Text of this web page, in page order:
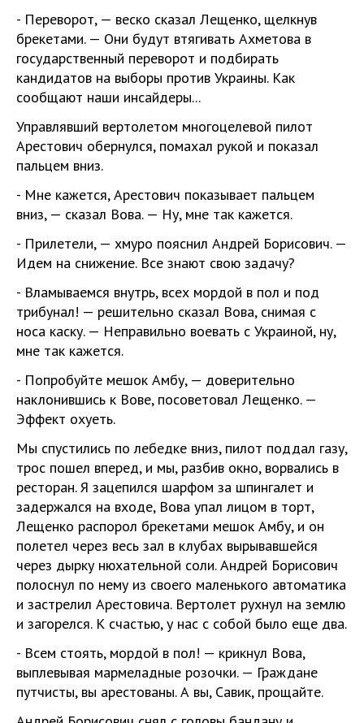
- Переворот, — веско сказал Лещенко, щелкнув
брекетами. — Они будут втягивать Ахметова в
государственный переворот и подбирать
кандидатов на выборы против Украины. Как
сообщают наши инсайдеры...
Управлявший вертолетом многоцелевой пилот
Арестович обернулся, помахал рукой и показал
пальцем вниз.
- Мне кажется, Арестович показывает пальцем
вниз, — сказал Вова. — Ну, мне так кажется.
- Прилетели, — хмуро пояснил Андрей Борисович. —
Идем на снижение. Все знают свою задачу?
- Вламываемся внутрь, всех мордой в пол и под
трибунал! — решительно сказал Вова, снимая с
носа каску. — Неправильно воевать с Украиной, ну,
мне так кажется.
- Попробуйте мешок Амбу, — доверительно
наклонившись к Вове, посоветовал Лещенко. —
Эффект охуеть.
Мы спустились по лебедке вниз, пилот поддал газу,
трос пошел вперед, и мы, разбив окно, ворвались в
ресторан. Я зацепился шарфом за шпингалет и
задержался на входе, Вова упал лицом в торт,
Лещенко распорол брекетами мешок Амбу, и он
полетел через весь зал в клубах вырывавшейся
через дырку нюхательной соли. Андрей Борисович
полоснул по нему из своего маленького автоматика
и застрелил Арестовича. Вертолет рухнул на землю
и загорелся. К счастью, у нас с собой было еще два.
- Всем стоять, мордой в пол! — крикнул Вова,
выплевывая мармеладные розочки. — Граждане
путчисты, вы арестованы. А вы, Савик, прощайте.